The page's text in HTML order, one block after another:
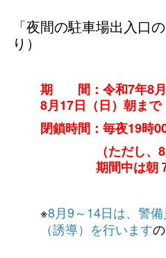
「夜間の駐車場出入口
り）
期 間：令和7年8
8月17日（日）朝まで
閉鎖時間：毎夜19時
（ただし
期間中は朝
※8月9～14日は、警
（誘導）を行います